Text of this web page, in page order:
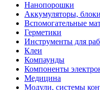
Нанопорошки
Аккумуляторы,
Вспомогательные
Герметики
Инструменты для
Клеи
Компаунды
Компоненты
Медицина
Модули, системы